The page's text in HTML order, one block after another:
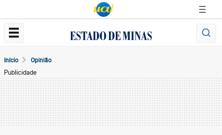
Início Opinião
Publicidade